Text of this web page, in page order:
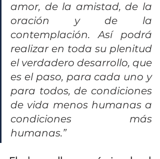
amor, de la amistad, de la
oración y de la
contemplación. Así podrá
realizar en toda su plenitud
el verdadero desarrollo, que
es el paso, para cada uno y
para todos, de condiciones
de vida menos humanas a
condiciones más
humanas.”